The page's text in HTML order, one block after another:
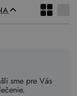
sme pre Vás